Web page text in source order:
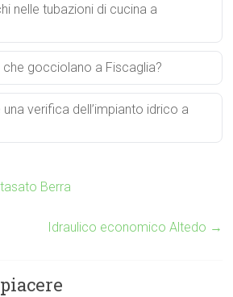
nelle tubazioni di cucina a
che gocciolano a Fiscaglia?
verifica dell’impianto idrico a
Berra
Idraulico economico Altedo →